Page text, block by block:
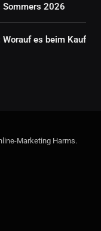
Sommers 2026
es beim Kauf
Marketing Harms.